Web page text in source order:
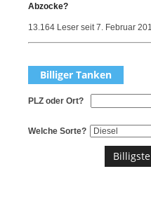
Abzocke?
13.164 Leser seit 7. Februar
Billiger Tanken
PLZ oder Ort?
Welche Sorte?